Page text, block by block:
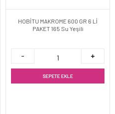
HOBİTU MAKROME 600 GR 6 Lİ
PAKET 165 Su Yeşili
SEPETE EKLE